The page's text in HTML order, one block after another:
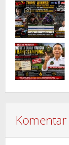
Komentar